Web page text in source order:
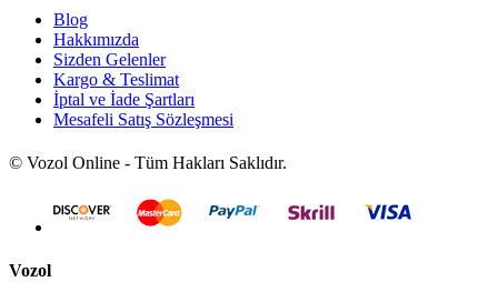
Blog
Hakkımızda
Sizden Gelenler
Kargo & Teslimat
İptal ve İade Şartları
Mesafeli Satış Sözleşmesi
© Vozol Online - Tüm Hakları Saklıdır.
Vozol